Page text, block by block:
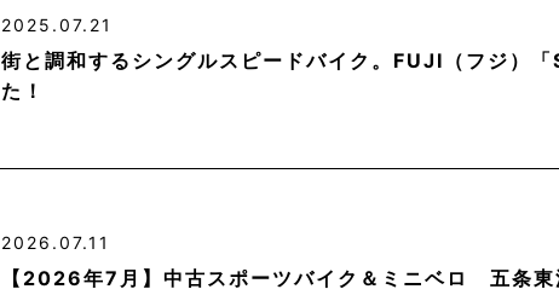
2025.07.21
街と調和するシングルスピードバイク。FUJI（フジ）
た！
2026.07.11
【2026年7月】中古スポーツバイク＆ミニベロ 五条東